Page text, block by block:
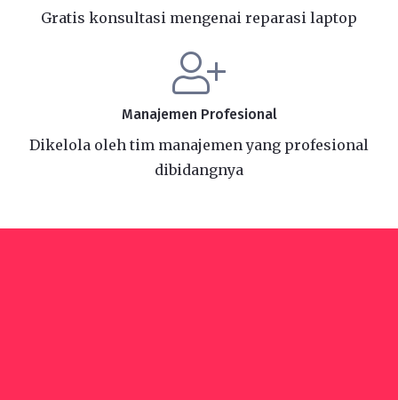
Gratis konsultasi mengenai reparasi laptop
Manajemen Profesional
Dikelola oleh tim manajemen yang profesional
dibidangnya